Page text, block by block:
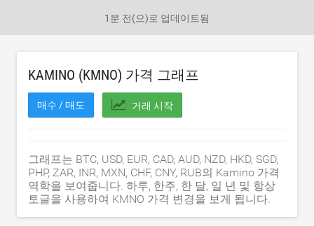
1분 전(으)로 업데이트됨
KAMINO (KMNO) 가격 그래프
매수 / 매도 거래 시작
그래프는 BTC, USD, EUR, CAD, AUD, NZD, HKD, SGD,
PHP, ZAR, INR, MXN, CHF, CNY, RUB의 Kamino 가격
역학을 보여줍니다. 하루, 한주, 한 달, 일 년 및 항상
토글을 사용하여 KMNO 가격 변경을 보게 됩니다.